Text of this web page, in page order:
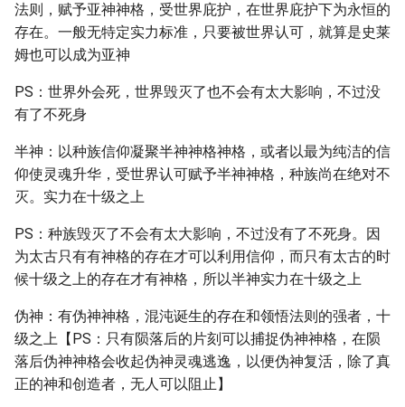
法则，赋予亚神神格，受世界庇护，在世界庇护下为永恒的
存在。一般无特定实力标准，只要被世界认可，就算是史莱
姆也可以成为亚神
PS：世界外会死，世界毁灭了也不会有太大影响，不过没
有了不死身
半神：以种族信仰凝聚半神神格神格，或者以最为纯洁的信
仰使灵魂升华，受世界认可赋予半神神格，种族尚在绝对不
灭。实力在十级之上
PS：种族毁灭了不会有太大影响，不过没有了不死身。因
为太古只有有神格的存在才可以利用信仰，而只有太古的时
候十级之上的存在才有神格，所以半神实力在十级之上
伪神：有伪神神格，混沌诞生的存在和领悟法则的强者，十
级之上【PS：只有陨落后的片刻可以捕捉伪神神格，在陨
落后伪神神格会收起伪神灵魂逃逸，以便伪神复活，除了真
正的神和创造者，无人可以阻止】